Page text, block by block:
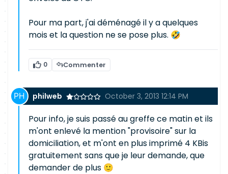
Pour ma part, j'ai déménagé il y a quelques
mois et la question ne se pose plus. 🤣
0 Commenter
philweb October 3, 2013 12:14 PM
Pour info, je suis passé au greffe ce matin et ils
m'ont enlevé la mention "provisoire" sur la
domiciliation, et m'ont en plus imprimé 4 KBis
gratuitement sans que je leur demande, que
demander de plus 🙂